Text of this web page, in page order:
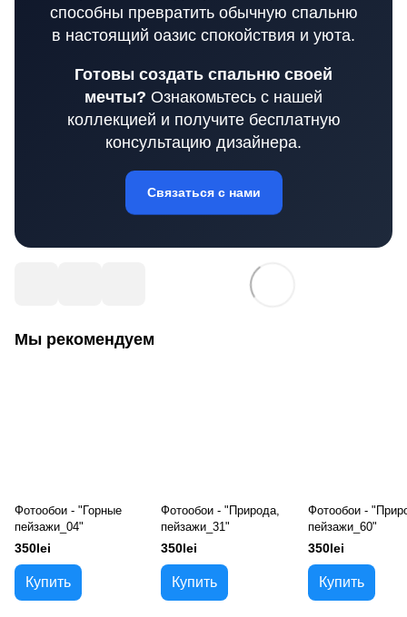
способны превратить обычную спальню
в настоящий оазис спокойствия и уюта.
Готовы создать спальню своей
мечты? Ознакомьтесь с нашей
коллекцией и получите бесплатную
консультацию дизайнера.
Связаться с нами
Мы рекомендуем
Фотообои - "Горные
пейзажи_04"
350lei
Купить
Фотообои - "Природа,
пейзажи_31"
350lei
Купить
Фотообои -
пейзажи_60"
350lei
Купить